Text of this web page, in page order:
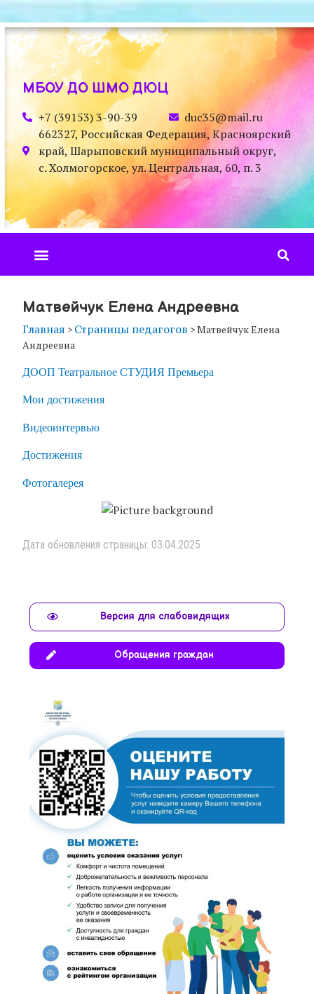
МБОУ ДО ШМО ДЮЦ
+7 (39153) 3-90-39
duc35@mail.ru
662327, Российская Федерация, Красноярский
край, Шарыповский муниципальный округ,
с. Холмогорское, ул. Центральная, 60, п. 3
Матвейчук Елена Андреевна
Главная > Страницы педагогов >Матвейчук Елена
Андреевна
ДООП Театральное СТУДИЯ Премьера
Мои достижения
Видеоинтервью
Достижения
Фотогалерея
Дата обновления страницы: 03.04.2025
Версия для слабовидящих
Обращения граждан